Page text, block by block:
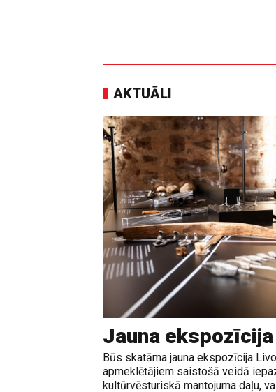
AKTUĀLI
Jauna ekspozīcija
Būs skatāma jauna ekspozīcija
apmeklētājiem saistošā veidā
kultūrvēsturiskā mantojuma daļu,